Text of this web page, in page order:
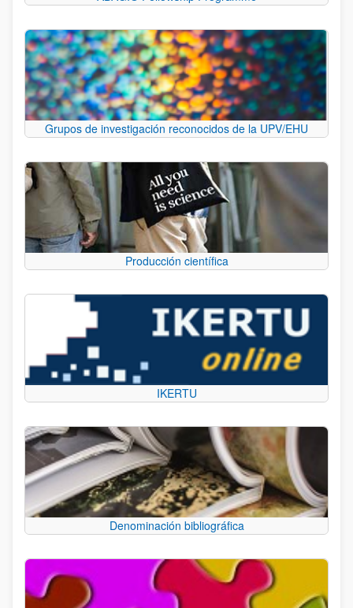
Grupos de investigación reconocidos de la UPV/EHU
Producción científica
IKERTU
Denominación bibliográfica